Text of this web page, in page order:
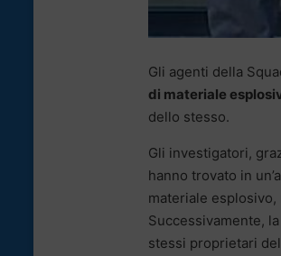
Gli agenti della
di materiale
dello stesso.
Gli investigatori,
hanno trovato in
materiale
Successivamente,
stessi proprietari